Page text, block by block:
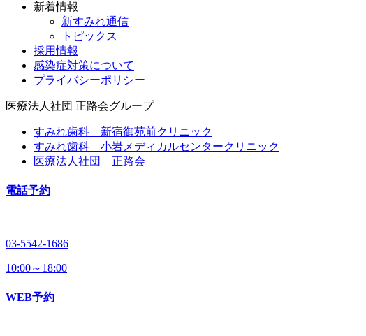
新着情報
新すみれ通信
トピックス
採用情報
感染症対策について
プライバシーポリシー
医療法人社団 正路会グループ
すみれ歯科 新宿御苑前クリニック
すみれ歯科 小岩メディカルセンタークリニック
医療法人社団 正路会
電話予約
03-5542-1686
10:00～18:00
WEB予約